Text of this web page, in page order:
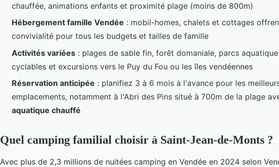
chauffée, animations enfants et proximité plage (moins de 800m)
Hébergement famille Vendée : mobil-homes, chalets et cottages
convivialité pour tous les budgets et tailles de famille
Activités variées : plages de sable fin, forêt domaniale, parcs
cyclables et excursions vers le Puy du Fou ou les îles vendéennes
Réservation anticipée : planifiez 3 à 6 mois à l'avance pour les
emplacements, notamment à l'Abri des Pins situé à 700m de la plage
aquatique chauffé
Quel camping familial choisir à Saint-Jean-de-Monts ?
Avec plus de 2,3 millions de nuitées camping en Vendée en 2024 selon